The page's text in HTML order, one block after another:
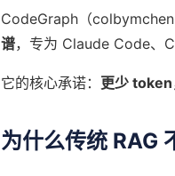
CodeGraph（
谱，专为 Claude Code、
它的核心承诺： 更少 token
为什么传统 RAG